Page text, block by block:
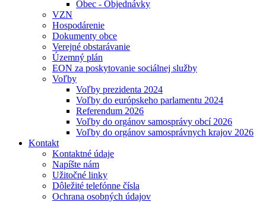
Obec - Objednávky
VZN
Hospodárenie
Dokumenty obce
Verejné obstarávanie
Územný plán
EON za poskytovanie sociálnej služby
Voľby
Voľby prezidenta 2024
Voľby do európskeho parlamentu 2024
Referendum 2026
Voľby do orgánov samosprávy obcí 2026
Voľby do orgánov samosprávnych krajov 2026
Kontakt
Kontaktné údaje
Napíšte nám
Užitočné linky
Dôležité telefónne čísla
Ochrana osobných údajov